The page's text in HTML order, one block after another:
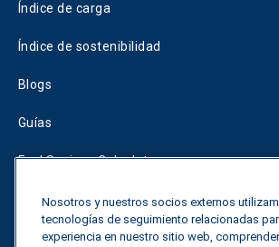
Índice de carga
Índice de sostenibilidad
Blogs
Guías
Fuel Savings Calculator
Calculadora de optimización del
Tariff Tracker
Nosotros y nuestros socios externos
tecnologías de seguimiento relacionadas
experiencia en nuestro sitio web,